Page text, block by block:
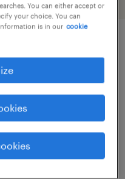
You can either accept or
your choice. You can
is in our cookie